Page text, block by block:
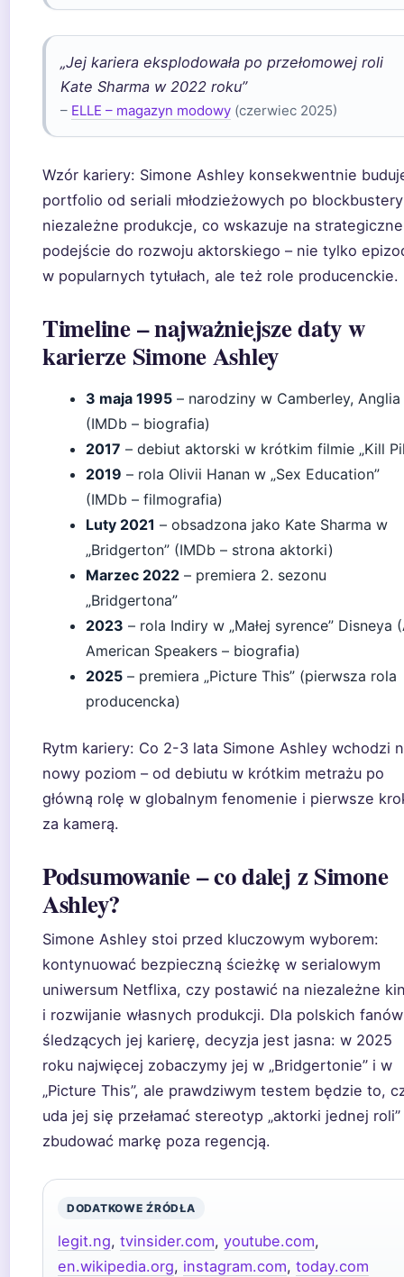
„Jej kariera eksplodowała po przełomowej roli
Kate Sharma w 2022 roku”
– ELLE – magazyn modowy (czerwiec 2025)
Wzór kariery: Simone Ashley konsekwentnie
portfolio od seriali młodzieżowych po
niezależne produkcje, co wskazuje na strategiczne
podejście do rozwoju aktorskiego – nie tylko
w popularnych tytułach, ale też role producenckie.
Timeline – najważniejsze daty w
karierze Simone Ashley
3 maja 1995 – narodziny w Camberley, Anglia
(IMDb – biografia)
2017 – debiut aktorski w krótkim filmie „Kill
2019 – rola Olivii Hanan w „Sex Education”
(IMDb – filmografia)
Luty 2021 – obsadzona jako Kate Sharma w
„Bridgerton” (IMDb – strona aktorki)
Marzec 2022 – premiera 2. sezonu
„Bridgertona”
2023 – rola Indiry w „Małej syrence” Disneya
American Speakers – biografia)
2025 – premiera „Picture This” (pierwsza rola
producencka)
Rytm kariery: Co 2-3 lata Simone Ashley wchodzi
nowy poziom – od debiutu w krótkim metrażu po
główną rolę w globalnym fenomenie i pierwsze
za kamerą.
Podsumowanie – co dalej z Simone
Ashley?
Simone Ashley stoi przed kluczowym wyborem:
kontynuować bezpieczną ścieżkę w serialowym
uniwersum Netflixa, czy postawić na niezależne
i rozwijanie własnych produkcji. Dla polskich fanów
śledzących jej karierę, decyzja jest jasna: w 2025
roku najwięcej zobaczymy jej w „Bridgertonie” i w
„Picture This”, ale prawdziwym testem będzie to,
uda jej się przełamać stereotyp „aktorki jednej roli”
zbudować markę poza regencją.
DODATKOWE ŹRÓDŁA
legit.ng, tvinsider.com, youtube.com,
en.wikipedia.org, instagram.com, today.com